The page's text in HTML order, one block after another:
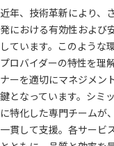
近年、技術革新により、
発における有効性および
しています。このような
プロバイダーの特性を理
ナーを適切にマネジメン
鍵となっています。シミ
に特化した専門チームが
一貫して支援。各サービ